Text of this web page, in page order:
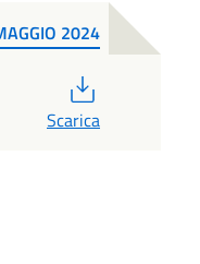
2024
Scarica